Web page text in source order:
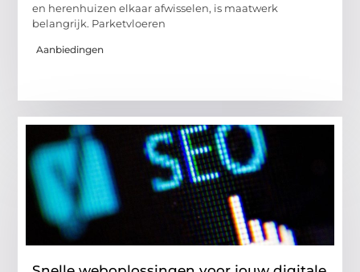
en herenhuizen elkaar afwisselen, is maatwerk
belangrijk. Parketvloeren
Aanbiedingen